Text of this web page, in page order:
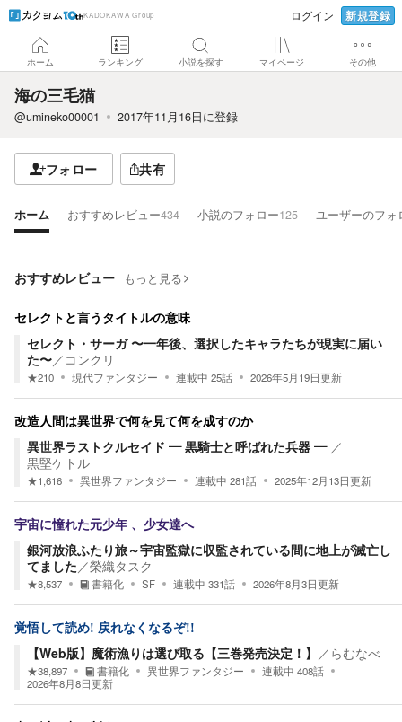
KADOKAWA Group ログイン 新規登録
ホーム ランキング 小説を探す マイページ その他
海の三毛猫
@umineko00001 2017年11月16日に登録
フォロー 共有
ホーム おすすめレビュー434 小説のフォロー125 ユーザーのフォ
おすすめレビュー もっと見る
セレクトと言うタイトルの意味
セレクト・サーガ 〜一年後、選択したキャラたちが現実に届い
た〜／ コンクリ
★210 現代ファンタジー 連載中 25話 2026年5月19日更新
改造人間は異世界で何を見て何を成すのか
異世界ラストクルセイド ― 黒騎士と呼ばれた兵器 ― ／
黒堅ケトル
★1,616 異世界ファンタジー 連載中 281話 2025年12月13日更新
宇宙に憧れた元少年 、少女達へ
銀河放浪ふたり旅～宇宙監獄に収監されている間に地上が滅亡し
てました／榮織タスク
★8,537 書籍化 SF 連載中 331話 2026年8月3日更新
覚悟して読め! 戻れなくなるぞ!!
【Web版】魔術漁りは選び取る【三巻発売決定！】 ／ らむなべ
★38,897 書籍化 異世界ファンタジー 連載中 408話
2026年8月8日更新